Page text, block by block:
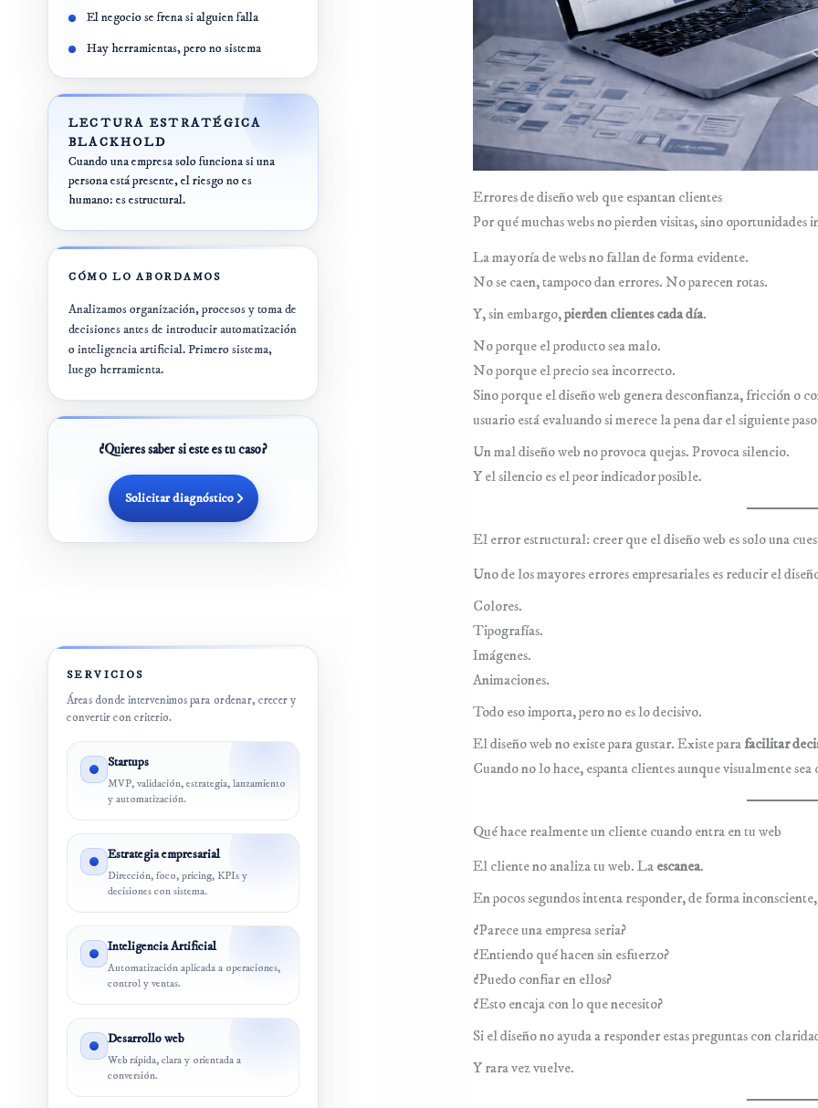
Formación en IA
SISTEMAS
Auditoría
tecnológica
CRM +
Automatizaciones
Auditoría 360º
WooCommerce
GROWTH & MARKETING ↗
El negocio se frena si alguien falla
Hay herramientas, pero no sistema
LECTURA ESTRATÉGICA
BLACKHOLD
Cuando una empresa solo funciona si una
persona está presente, el riesgo no es
humano: es estructural.
CÓMO LO ABORDAMOS
Analizamos organización, procesos y toma de
decisiones antes de introducir automatización
o inteligencia artificial. Primero sistema,
luego herramienta.
¿Quieres saber si este es tu caso?
Solicitar diagnóstico
SERVICIOS
Áreas donde intervenimos para ordenar, crecer y
convertir con criterio.
Startups
MVP, validación, estrategia, lanzamiento
y automatización.
Estrategia empresarial
Dirección, foco, pricing, KPIs y
decisiones con sistema.
Inteligencia Artificial
Automatización aplicada a operaciones,
control y ventas.
Desarrollo web
Web rápida, clara y orientada a
conversión.
Errores de diseño web que espantan clientes
Por qué muchas webs no pierden visitas, sino oportunidades
La mayoría de webs no fallan de forma evidente.
No se caen, tampoco dan errores. No parecen rotas.
Y, sin embargo,pierden clientes cada día.
No porque el producto sea malo.
No porque el precio sea incorrecto.
Sino porque el diseño web genera desconfianza, fricción o
usuario está evaluando si merece la pena dar el siguiente
Un mal diseño web no provoca quejas. Provoca silencio.
Y el silencio es el peor indicador posible.
El error estructural: creer que el diseño web es solo una
Uno de los mayores errores empresariales es reducir el
Colores.
Tipografías.
Imágenes.
Animaciones.
Todo eso importa, pero no es lo decisivo.
El diseño web no existe para gustar. Existe parafacilitar
Cuando no lo hace, espanta clientes aunque visualmente
Qué hace realmente un cliente cuando entra en tu web
El cliente no analiza tu web. La escanea.
En pocos segundos intenta responder, de forma
¿Parece una empresa seria?
¿Entiendo qué hacen sin esfuerzo?
¿Puedo confiar en ellos?
¿Esto encaja con lo que necesito?
Si el diseño no ayuda a responder estas preguntas con
Y rara vez vuelve.